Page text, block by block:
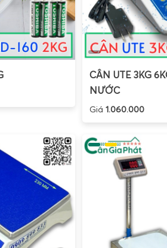
CÂN UTE 3KG
NƯỚC
Giá1.060.000